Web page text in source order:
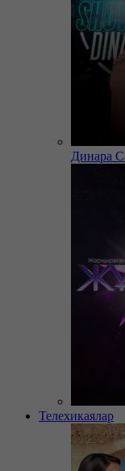
Динара
Телехикаялар